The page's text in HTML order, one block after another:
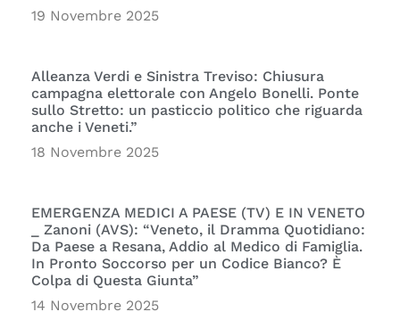
19 Novembre 2025
Alleanza Verdi e Sinistra Treviso: Chiusura
campagna elettorale con Angelo Bonelli. Ponte
sullo Stretto: un pasticcio politico che riguarda
anche i Veneti.”
18 Novembre 2025
EMERGENZA MEDICI A PAESE (TV) E IN VENETO
_ Zanoni (AVS): “Veneto, il Dramma Quotidiano:
Da Paese a Resana, Addio al Medico di Famiglia.
In Pronto Soccorso per un Codice Bianco? È
Colpa di Questa Giunta”
14 Novembre 2025